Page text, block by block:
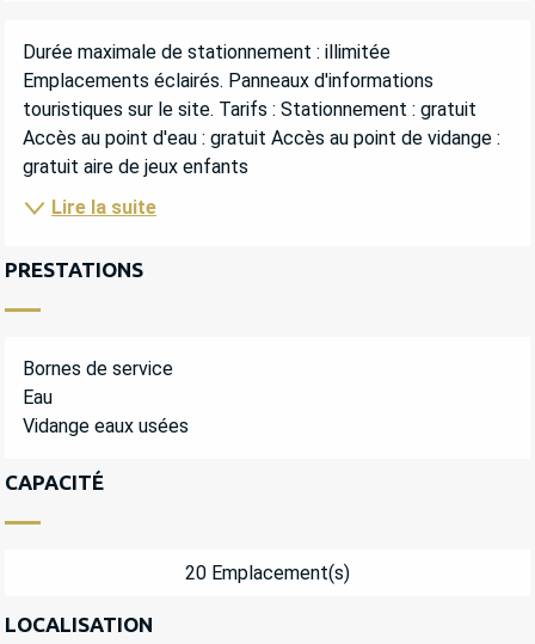
DESCRIPTION
Durée maximale de stationnement : illimitée
Emplacements éclairés. Panneaux d'informations
touristiques sur le site. Tarifs : Stationnement : gratuit
Accès au point d'eau : gratuit Accès au point de vidange :
gratuit aire de jeux enfants
Lire la suite
PRESTATIONS
Bornes de service
Eau
Vidange eaux usées
CAPACITÉ
20 Emplacement(s)
LOCALISATION